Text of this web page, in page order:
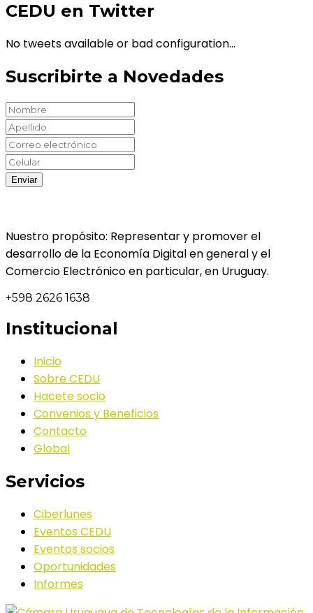
CEDU en Twitter
No tweets available or bad configuration...
Suscribirte a Novedades
Nuestro propósito: Representar y promover el
desarrollo de la Economía Digital en general y el
Comercio Electrónico en particular, en Uruguay.
+598 2626 1638
Institucional
Inicio
Sobre CEDU
Hacete socio
Convenios y Beneficios
Contacto
Global
Servicios
Ciberlunes
Eventos CEDU
Eventos socios
Oportunidades
Informes